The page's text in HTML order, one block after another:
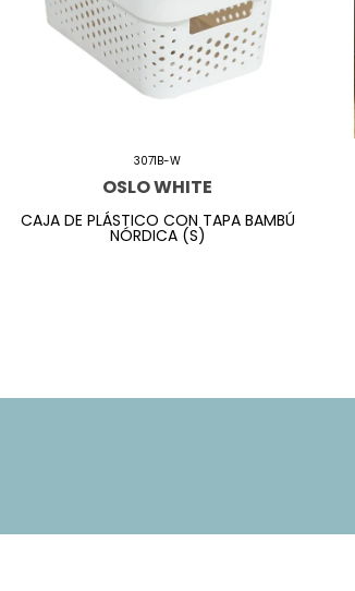
3071B-W
OSLO WHITE
CAJA DE PLÁSTICO CON TAPA BAMBÚ
NÓRDICA (S)